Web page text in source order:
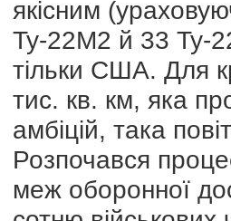
якісним
Ту-22М2 й 33 Ту-
тільки США. Для
тис. кв. км, яка
амбіцій, така
Розпочався
меж оборонної